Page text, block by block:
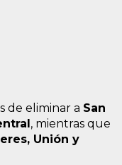
de eliminar a San
, mientras que
Unión y